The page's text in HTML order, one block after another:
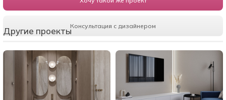
Консультация с дизайнером
Другие проекты